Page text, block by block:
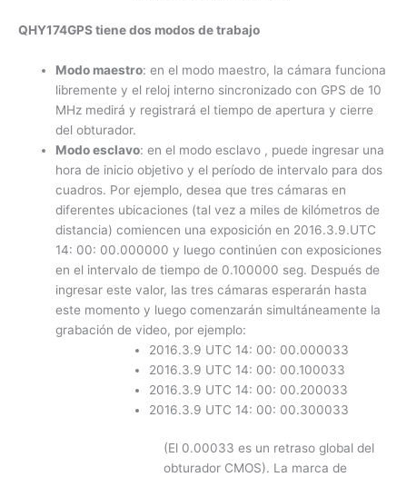
QHY174GPS tiene dos modos de trabajo
Modo maestro: en el modo maestro, la cámara funciona
libremente y el reloj interno sincronizado con GPS de 10
MHz medirá y registrará el tiempo de apertura y cierre
del obturador.
Modo esclavo: en el modo esclavo , puede ingresar una
hora de inicio objetivo y el período de intervalo para dos
cuadros. Por ejemplo, desea que tres cámaras en
diferentes ubicaciones (tal vez a miles de kilómetros de
distancia) comiencen una exposición en 2016.3.9.UTC
14: 00: 00.000000 y luego continúen con exposiciones
en el intervalo de tiempo de 0.100000 seg. Después de
ingresar este valor, las tres cámaras esperarán hasta
este momento y luego comenzarán simultáneamente la
grabación de video, por ejemplo:
2016.3.9 UTC 14: 00: 00.000033
2016.3.9 UTC 14: 00: 00.100033
2016.3.9 UTC 14: 00: 00.200033
2016.3.9 UTC 14: 00: 00.300033
(El 0.00033 es un retraso global del
obturador CMOS). La marca de